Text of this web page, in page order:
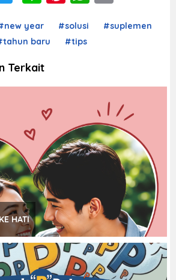
year #solusi
#suplemen
baru
#tips
Terkait
HATI